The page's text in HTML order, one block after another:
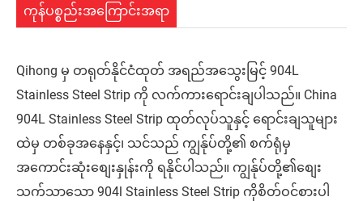
ကုန်ပစ္စည်းအကြောင်းအရာ
Qihong မှ တရုတ်နိုင်ငံထုတ် အရည်အသွေးမြင့် 904L
Stainless Steel Strip ကို လက်ကားရောင်းချပါသည်။ China
904L Stainless Steel Strip ထုတ်လုပ်သူနှင့် ရောင်းချသူများ
ထဲမှ တစ်ခုအနေနှင့်၊ သင်သည် ကျွန်ုပ်တို့၏ စက်ရုံမှ
အကောင်းဆုံးစျေးနှုန်းကို ရနိုင်ပါသည်။ ကျွန်ုပ်တို့၏စျေး
သက်သာသော 904l Stainless Steel Strip ကိုစိတ်ဝင်စားပါ